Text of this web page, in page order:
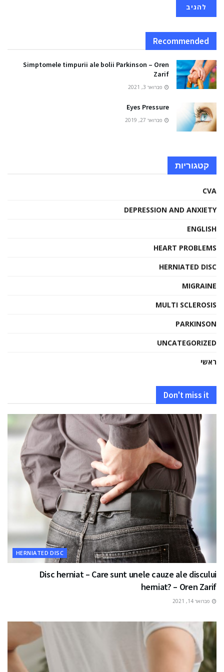
Recommended
Simptomele timpurii ale bolii Parkinson – Oren
Zarif
פברואר 3, 2021
Eyes Pressure
פברואר 27, 2019
קטגוריות
CVA
DEPRESSION AND ANXIETY
ENGLISH
HEART PROBLEMS
HERNIATED DISC
MIGRAINE
MULTI SCLEROSIS
PARKINSON
UNCATEGORIZED
ראשי
Don't miss it
HERNIATED DISC
Disc herniat – Care sunt unele cauze ale discului
herniat? – Oren Zarif
פברואר 14, 2021